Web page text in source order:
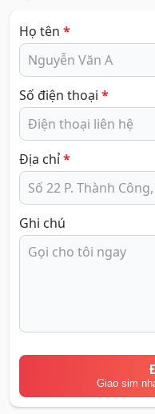
Họ tên *
Số điện thoại *
Địa chỉ*
Ghi chú
Giao sim